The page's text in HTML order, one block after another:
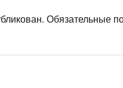
Обязательные